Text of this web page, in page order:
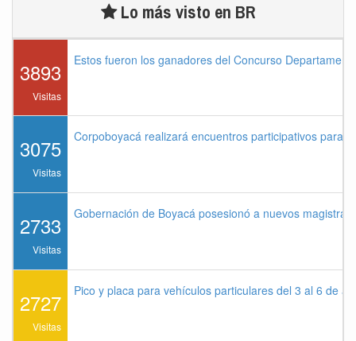
Lo más visto en BR
3893
Visitas
Estos fueron los ganadores del Concurso
3075
Visitas
Corpoboyacá realizará encuentros participativos para
2733
Visitas
Gobernación de Boyacá posesionó a nuevos
2727
Visitas
Pico y placa para vehículos particulares del 3 al 6 de